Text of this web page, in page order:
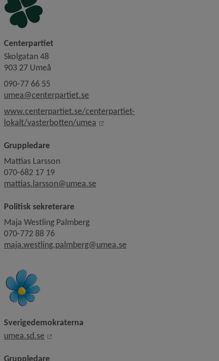
Centerpartiet
Skolgatan 48
903 27 Umeå
090-77 66 55
umea@centerpartiet.se
www.centerpartiet.se/centerpartiet-
lokalt/vasterbotten/umea
Länk till annan webbplats,
Gruppledare
Mattias Larsson
070-682 17 19
mattias.larsson@umea.se
Politisk sekreterare
Maja Westling Palmberg
070-772 88 76
maja.westling.palmberg@umea.se
Sverigedemokraterna
umea.sd.se
Länk till annan webbplats, öppnas i nytt
Gruppledare